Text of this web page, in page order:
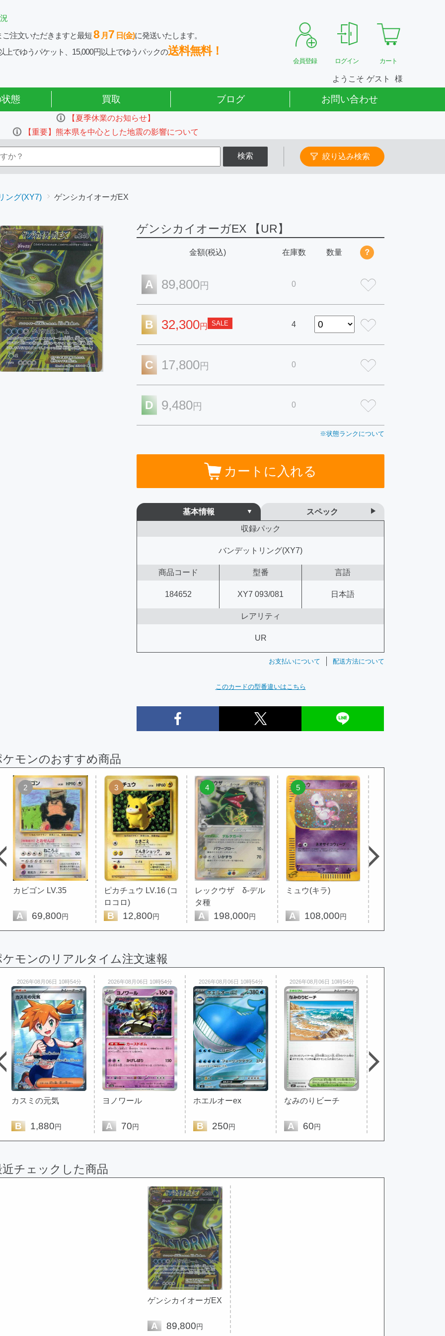
ご注文いただきますと最短8 月 7 日(金)に発送いたします。
上でゆうパケット、15,000円以上でゆうパックの送料無料！
会員登録 ログイン カート
ようこそ ゲスト
態 買取 ブログ お問い合わせ
【夏季休業のお知らせ】
【重要】熊本県を中心とした地震の影響について
検索 絞り込み検索
ング(XY7) ゲンシカイオーガEX
ゲンシカイオーガEX 【UR】
金額(税込) 在庫数 数量 ？
A 89,800円 0
B 32,300円 SALE 4
C 17,800円 0
D 9,480円 0
※状態ランクについて
カートに入れる
基本情報
スペック
収録パック
バンデットリング(XY7)
商品コード 型番 言語
184652 XY7 093/081 日本語
レアリティ
UR
お支払いについて 配送方法について
このカードの型番違いはこちら
ケモンのおすすめ商品
2
カビゴン LV.35
A 69,800円
3
ピカチュウ LV.16 (コ
ロコロ)
B 12,800円
4
レックウザ δ-デル
タ種
A 198,000円
5
ミュウ(キラ)
A 108,000円
ケモンのリアルタイム注文速報
2026年08月06日 10時54分
カスミの元気
B 1,880円
2026年08月06日 10時54分
ヨノワール
A 70円
2026年08月06日 10時54分
ホエルオーex
B 250円
2026年08月06日 10時54分
なみのりビーチ
A 60円
近チェックした商品
ゲンシカイオーガEX
A 89,800円